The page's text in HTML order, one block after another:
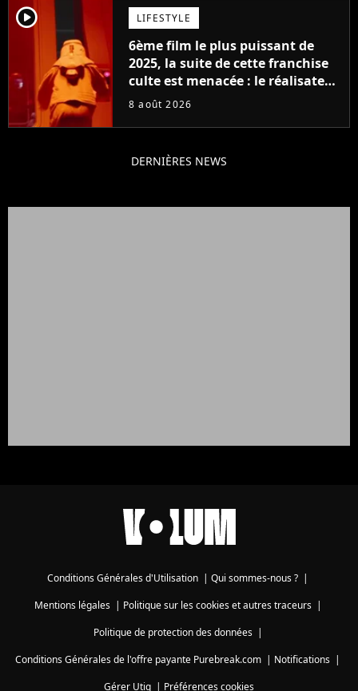
player2 LIFESTYLE
6ème film le plus puissant de
2025, la suite de cette franchise
culte est menacée : le réalisateur
claque la porte pour "différends
8 août 2026
DERNIÈRES NEWS
Conditions Générales d'Utilisation | Qui sommes-nous ? |
Mentions légales| Politique sur les cookies et autres traceurs|
Politique de protection des données|
Conditions Générales de l'offre payante Purebreak.com | Notifications |
Gérer Utiq | Préférences cookies